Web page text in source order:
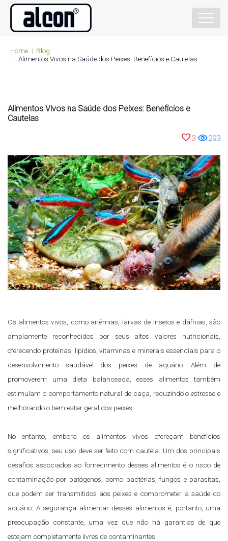
Home
Blog
Alimentos Vivos na Saúde dos Peixes: Benefícios e Cautelas
Alimentos Vivos na Saúde dos Peixes: Benefícios e
Cautelas
favorite3 visibility293
Os alimentos vivos, como artêmias, larvas de insetos e dáfnias, são
amplamente reconhecidos por seus altos valores nutricionais,
oferecendo proteínas, lipídios, vitaminas e minerais essenciais para o
desenvolvimento saudável dos peixes de aquário. Além de
promoverem uma dieta balanceada, esses alimentos também
estimulam o comportamento natural de caça, reduzindo o estresse e
melhorando o bem-estar geral dos peixes.
No entanto, embora os alimentos vivos ofereçam benefícios
significativos, seu uso deve ser feito com cautela. Um dos principais
desafios associados ao fornecimento desses alimentos é o risco de
contaminação por patógenos, como bactérias, fungos e parasitas,
que podem ser transmitidos aos peixes e comprometer a saúde do
aquário. A segurança alimentar desses alimentos é, portanto, uma
preocupação constante, uma vez que não há garantias de que
estejam completamente livres de contaminantes.